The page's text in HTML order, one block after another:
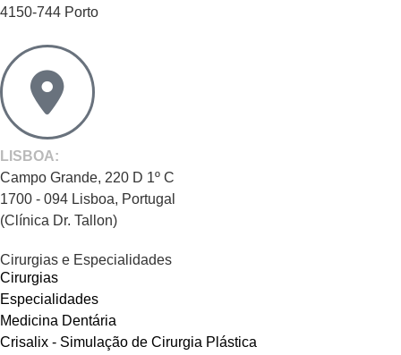
4150-744 Porto
LISBOA:
Campo Grande, 220 D 1º C
1700 - 094 Lisboa, Portugal
(Clínica Dr. Tallon)
Cirurgias e Especialidades
Cirurgias
Especialidades
Medicina Dentária
Crisalix - Simulação de Cirurgia Plástica